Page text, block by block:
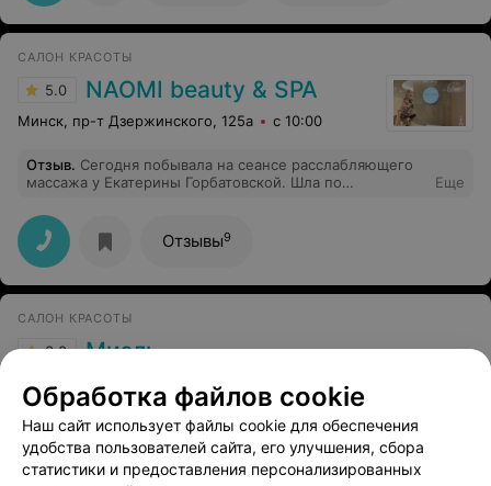
САЛОН КРАСОТЫ
5.0 NAOMI beauty & SPA
Минск, пр-т Дзержинского, 125а с 10:00
Отзыв. Сегодня побывала на сеансе расслабляющего
массажа у Екатерины Горбатовской. Шла по
ожидания были не просто оправданы, а превзойдены!
С первых минут Екатерина создает невероятно
спокойную и уютную атмосферу, где забываешь обо
всех заботах. Ее руки творят чудеса) они буквально
растворяют каждую напряженную мышцу. Я не просто
душой. Это тот самый случай, когда специалист
вкладывает в свою работу душу. Огромное спасибо,
Еще
Отзывы9
САЛОН КРАСОТЫ
3.0 Миэль
Отзыв. Спасибо мастеру Маше, оставила постричься
сына, результатом была довольна очень. Сыну тоже
очень нравится!
Обработка файлов cookie
Наш сайт использует файлы cookie для обеспечения
удобства пользователей сайта, его улучшения, сбора
статистики и предоставления персонализированных